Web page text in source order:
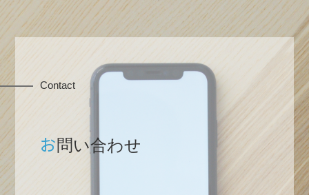
Contact
お問い合わせ